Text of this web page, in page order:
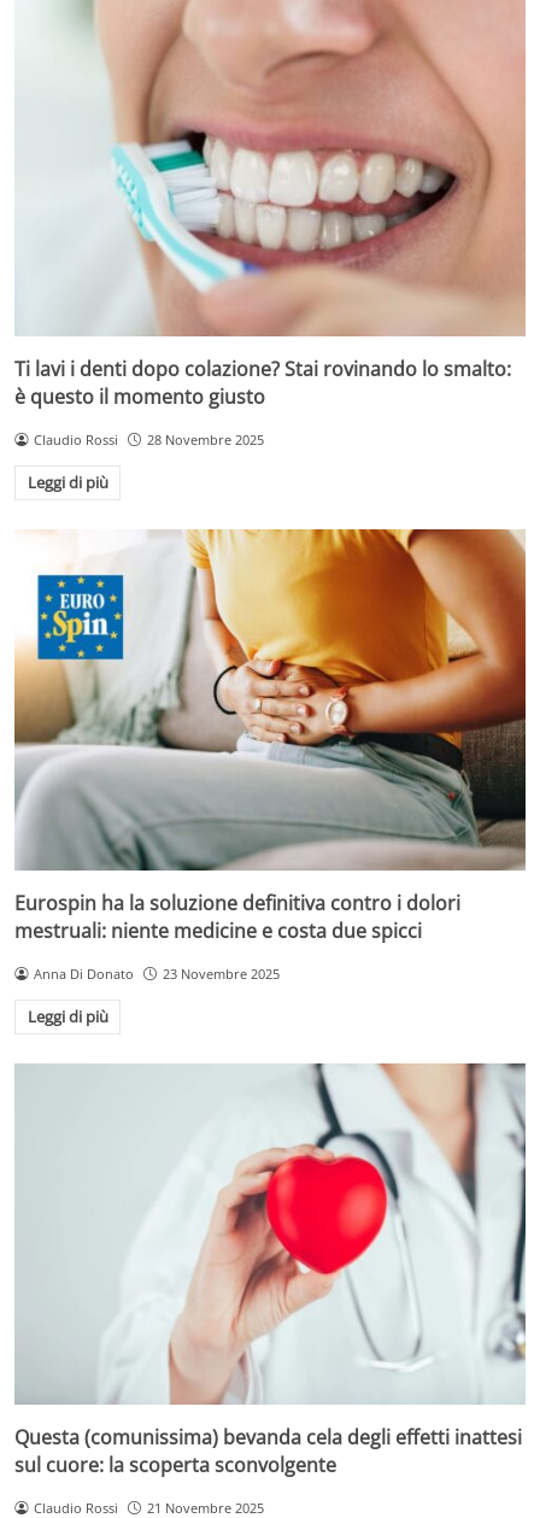
Ti lavi i denti dopo colazione? Stai rovinando lo smalto:
è questo il momento giusto
Claudio Rossi 28 Novembre 2025
Leggi di più
Eurospin ha la soluzione definitiva contro i dolori
mestruali: niente medicine e costa due spicci
Anna Di Donato 23 Novembre 2025
Leggi di più
Questa (comunissima) bevanda cela degli effetti inattesi
sul cuore: la scoperta sconvolgente
Claudio Rossi 21 Novembre 2025